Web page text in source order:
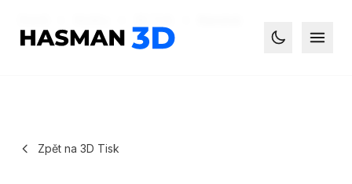
Hasman3D - 3D tisk
Zpět na 3D Tisk